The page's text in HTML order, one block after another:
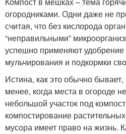
огородниками. Одни даже не
считая, что без кислорода
“неправильными”
успешно применяют
мульчирования и подкормки
Истина, как это обычно
менее, когда места в огороде
небольшой участок под
компостирование
мусора имеет право на жизнь.